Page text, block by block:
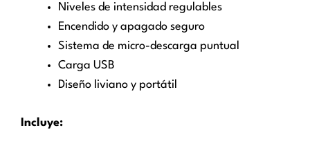
Niveles de intensidad regulables
Encendido y apagado seguro
Sistema de micro-descarga puntual
Carga USB
Diseño liviano y portátil
Incluye: